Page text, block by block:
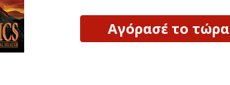
Αγόρασέ το τώρα